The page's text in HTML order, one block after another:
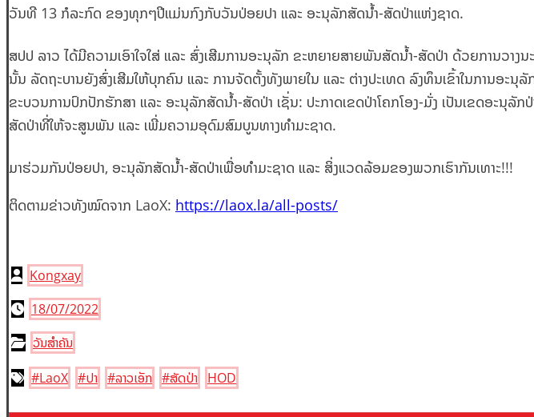
ວັນທີ 13 ກໍລະກົດ ຂອງທຸກໆປີແມ່ນກົງກັບວັນປ່ອຍປາ ແລະ ອະນຸລັກສັດນ້ຳ-ສັດປ່າແຫ່ງຊາດ.
ສປປ ລາວ ໄດ້ມີຄວາມເອົາໃຈໃສ່ ແລະ ສົ່ງເສີມການອະນຸລັກ ຂະຫຍາຍສາຍພັນສັດນ້ຳ-ສັດປ່າ ດ້ວຍການວ
ນັ້ນ ລັດຖະບານຍັງສົ່ງເສີມໃຫ້ບຸກຄົນ ແລະ ການຈັດຕັ້ງທັງພາຍໃນ ແລະ ຕ່າງປະເທດ ລົງທຶນເຂົ້າໃນການອ
ຂະບວນການປົກປັກຮັກສາ ແລະ ອະນຸລັກສັດນ້ຳ-ສັດປ່າ ເຊັ່ນ: ປະກາດເຂດປ່າໂຄກໂອງ-ມັ່ງ ເປັນເຂດອະນຸລັ
ສັດປ່າທີ່ໃຫ້ຈະສູນພັນ ແລະ ເພີ່ມຄວາມອຸດົມສົມບູນທາງທຳມະຊາດ.
ມາຮ່ວມກັນປ່ອຍປາ, ອະນຸລັກສັດນ້ຳ-ສັດປ່າເພື່ອທຳມະຊາດ ແລະ ສິ່ງແວດລ້ອມຂອງພວກເຮົາກັນເທາະ!!!
ຕິດຕາມຂ່າວທັງໝົດຈາກ LaoX: https://laox.la/all-posts/
Kongxay
18/07/2022
ວັນສຳຄັນ
#LaoX #ປາ #ລາວເອັກ #ສັດປ່າ HOD